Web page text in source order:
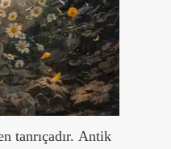
tanrıçadır. Antik